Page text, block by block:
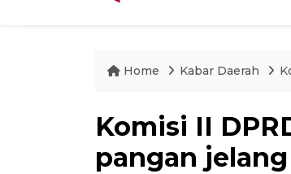
Home Kabar Daerah
Komisi II
pangan